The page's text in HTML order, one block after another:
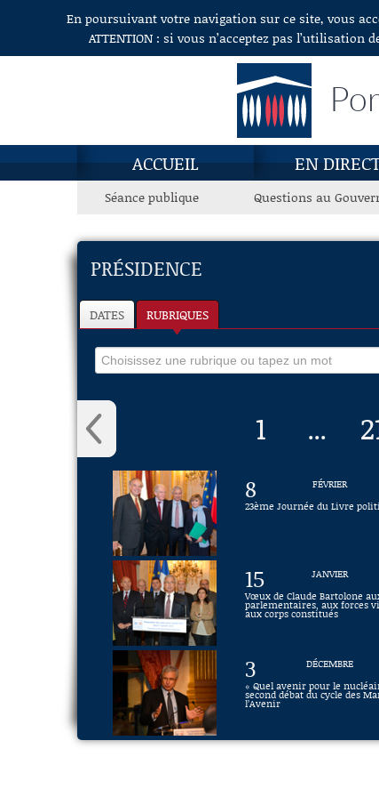
Aller au contenuEn poursuivant votre navigation sur ce site, vous
ATTENTION : si vous n’acceptez pas
ACCUEIL EN
Séance publique Questions au
PRÉSIDENCE
DATES RUBRIQUES
1 ...
8 FÉVRIER
23ème Journée du Livre
15 JANVIER
Vœux de Claude Bartolone
parlementaires, aux forces
aux corps constitués
3 DÉCEMBRE
« Quel avenir pour le
second débat du cycle des
l’Avenir